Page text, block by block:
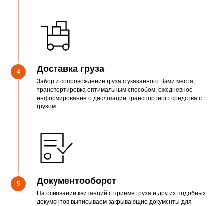
4 Доставка груза
Забор и сопровождение груза с указанного Вами места,
транспортировка оптимальным способом, ежедневное
информирование о дислокации транспортного средства с
грузом
5 Документооборот
На основании квитанций о приеме груза и других подобных
документов выписываем закрывающие документы для